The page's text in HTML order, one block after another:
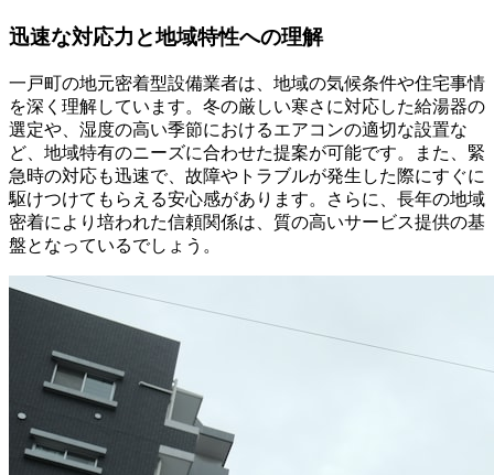
迅速な対応力と地域特性への理解
一戸町の地元密着型設備業者は、地域の気候条件や住宅事情
を深く理解しています。冬の厳しい寒さに対応した給湯器の
選定や、湿度の高い季節におけるエアコンの適切な設置な
ど、地域特有のニーズに合わせた提案が可能です。また、緊
急時の対応も迅速で、故障やトラブルが発生した際にすぐに
駆けつけてもらえる安心感があります。さらに、長年の地域
密着により培われた信頼関係は、質の高いサービス提供の基
盤となっているでしょう。